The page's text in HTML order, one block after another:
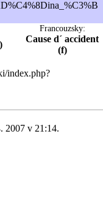
Francouzsky:
Cause d´ accident
(f)
index.php?
2007 v 21:14.